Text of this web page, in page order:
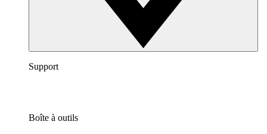
Support
Boîte à outils